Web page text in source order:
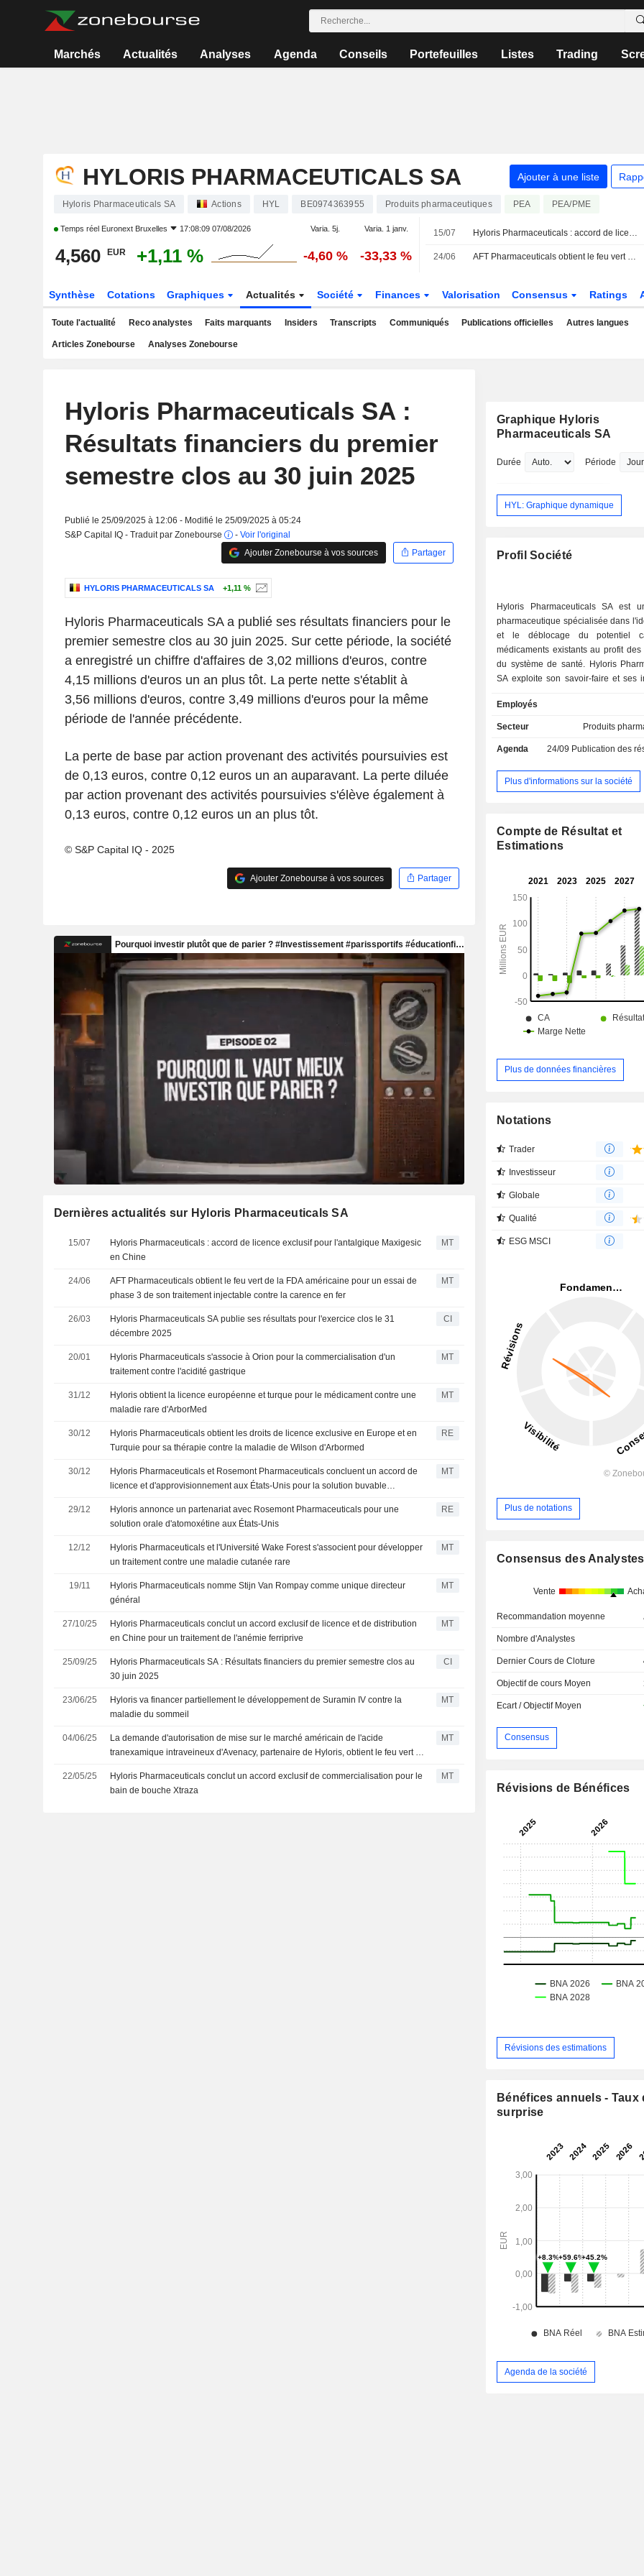
Marchés Actualités Analyses Agenda Conseils Portefeuilles Listes Trading
HYLORIS PHARMACEUTICALS SA Ajouter à une liste
Hyloris Pharmaceuticals SA Actions HYL BE0974363955 Produits pharmaceutiques PEA PEA/PME
Temps réel Euronext Bruxelles 17:08:09 07/08/2026 Varia. 5j. Varia. 1 janv.
4,560 EUR +1,11 % -4,60 % -33,33 %
15/07 Hyloris Pharmaceuticals : accord de licence exclusif pour l'antalgique Maxigesic en Chine
24/06 AFT Pharmaceuticals obtient le feu vert de la FDA américaine pour un essai de phase 3 de son traitement injectable contre la carence en fer
Synthèse Cotations Graphiques Actualités Société Finances Valorisation Consensus Ratings
Toute l'actualité Reco analystes Faits marquants Insiders Transcripts Communiqués Publications officielles Autres langues
Articles Zonebourse Analyses Zonebourse
Hyloris Pharmaceuticals SA :
Résultats financiers du premier
semestre clos au 30 juin 2025
Publié le 25/09/2025 à 12:06 - Modifié le 25/09/2025 à 05:24
S&P Capital IQ - Traduit par Zonebourse
- Voir l'original
Ajouter Zonebourse à vos sources
Partager
HYLORIS PHARMACEUTICALS SA +1,11 %
Hyloris Pharmaceuticals SA a publié ses résultats financiers pour le
premier semestre clos au 30 juin 2025. Sur cette période, la société
a enregistré un chiffre d'affaires de 3,02 millions d'euros, contre
4,15 millions d'euros un an plus tôt. La perte nette s'établit à
3,56 millions d'euros, contre 3,49 millions d'euros pour la même
période de l'année précédente.
La perte de base par action provenant des activités poursuivies est
de 0,13 euros, contre 0,12 euros un an auparavant. La perte diluée
par action provenant des activités poursuivies s'élève également à
0,13 euros, contre 0,12 euros un an plus tôt.
© S&P Capital IQ - 2025
Ajouter Zonebourse à vos sources Partager
Dernières actualités sur Hyloris Pharmaceuticals SA
15/07
Hyloris Pharmaceuticals : accord de licence exclusif pour l'antalgique Maxigesic
en Chine
MT
24/06
AFT Pharmaceuticals obtient le feu vert de la FDA américaine pour un essai de
phase 3 de son traitement injectable contre la carence en fer
MT
26/03
Hyloris Pharmaceuticals SA publie ses résultats pour l'exercice clos le 31
décembre 2025
CI
20/01
Hyloris Pharmaceuticals s'associe à Orion pour la commercialisation d'un
traitement contre l'acidité gastrique
MT
31/12
Hyloris obtient la licence européenne et turque pour le médicament contre une
maladie rare d'ArborMed
MT
30/12
Hyloris Pharmaceuticals obtient les droits de licence exclusive en Europe et en
Turquie pour sa thérapie contre la maladie de Wilson d'Arbormed
RE
30/12
Hyloris Pharmaceuticals et Rosemont Pharmaceuticals concluent un accord de
licence et d'approvisionnement aux États-Unis pour la solution buvable
MT
29/12
Hyloris annonce un partenariat avec Rosemont Pharmaceuticals pour une
solution orale d'atomoxétine aux États-Unis
RE
12/12
Hyloris Pharmaceuticals et l'Université Wake Forest s'associent pour développer
un traitement contre une maladie cutanée rare
MT
19/11
Hyloris Pharmaceuticals nomme Stijn Van Rompay comme unique directeur
général
MT
27/10/25
Hyloris Pharmaceuticals conclut un accord exclusif de licence et de distribution
en Chine pour un traitement de l'anémie ferriprive
MT
25/09/25
Hyloris Pharmaceuticals SA : Résultats financiers du premier semestre clos au
30 juin 2025
CI
23/06/25
Hyloris va financer partiellement le développement de Suramin IV contre la
maladie du sommeil
MT
04/06/25
La demande d'autorisation de mise sur le marché américain de l'acide
tranexamique intraveineux d'Avenacy, partenaire de Hyloris, obtient le feu vert de
MT
22/05/25
Hyloris Pharmaceuticals conclut un accord exclusif de commercialisation pour le
bain de bouche Xtraza
MT
Graphique Hyloris
Pharmaceuticals SA
Durée Période
HYL: Graphique dynamique
Profil Société
Hyloris Pharmaceuticals SA est
pharmaceutique spécialisée dans
et le déblocage du potentiel
médicaments existants au profit des
du système de santé. Hyloris
SA exploite son savoir-faire et ses
existants et a construit un large
produits propriétaires qui a le
alternatives actuellement
deux produits commercialisés en
Sotalol IV pour le traitement de la
stratégie de développement de la
concentre principalement
spécifiquement conçue pour
pharmaceutiques pour lesquels la
l'efficacité de la molécule ont déjà été
Employés
Secteur Produits
Agenda 24/09 Publication des résultats
Plus d'informations sur la société
Compte de Résultat et
Estimations
Plus de données financières
Notations
Trader
Investisseur
Globale
Qualité
ESG MSCI
Plus de notations
Consensus des Analystes
Vente
Recommandation moyenne
Nombre d'Analystes
Dernier Cours de Cloture
Objectif de cours Moyen
Ecart / Objectif Moyen
Consensus
Révisions de Bénéfices
Révisions des estimations
Bénéfices annuels - Taux
surprise
Agenda de la société